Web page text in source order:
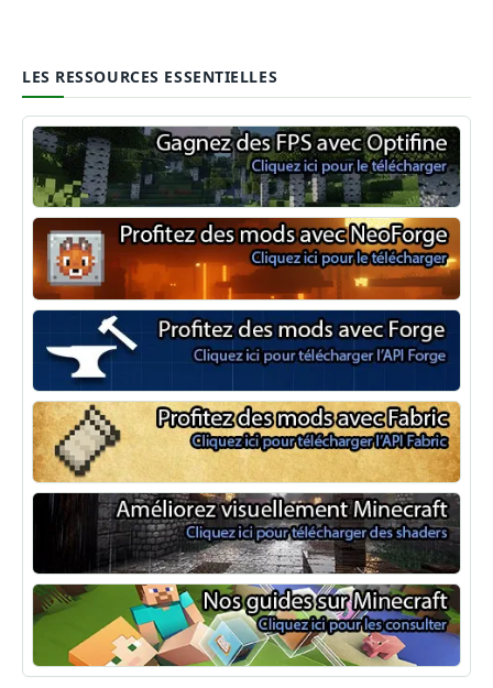
LES RESSOURCES ESSENTIELLES
Optifine
NeoForge
Minecraft Forge
Fabric Minecraft
Shaders Minecraft
Guide Minecraft